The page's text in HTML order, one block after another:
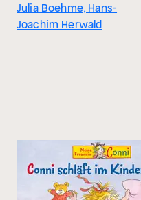
Julia Boehme, Hans-
Joachim Herwald